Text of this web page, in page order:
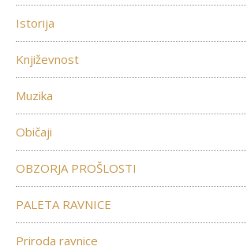
Istorija
Književnost
Muzika
Običaji
OBZORJA PROŠLOSTI
PALETA RAVNICE
Priroda ravnice